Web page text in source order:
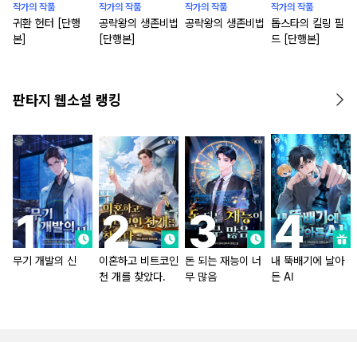
작가의 작품
귀환 헌터 [단행
본]
작가의 작품
공략왕의 생존비법
[단행본]
작가의 작품
공략왕의 생존비법
작가의 작품
톱스타의 킬링 필
드 [단행본]
판타지 웹소설 랭킹
무기 개발의 신
이혼하고 비트코인
천 개를 찾았다.
돈 되는 재능이 너
무 많음
내 뚝배기에 날아
든 AI